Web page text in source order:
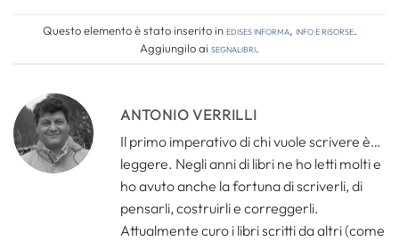
Questo elemento è stato inserito inEdises informa, Info e risorse.
Aggiungilo ai segnalibri.
ANTONIO VERRILLI
Il primo imperativo di chi vuole scrivere è…
leggere. Negli anni di libri ne ho letti molti e
ho avuto anche la fortuna di scriverli, di
pensarli, costruirli e correggerli.
Attualmente curo i libri scritti da altri (come